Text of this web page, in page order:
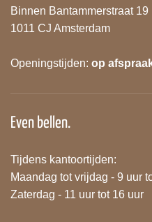
Binnen Bantammerstraat 19
1011 CJ Amsterdam
Openingstijden: op
Even bellen.
Tijdens kantoortijden:
Maandag tot vrijdag - 9 uur
Zaterdag - 11 uur tot 16 uur